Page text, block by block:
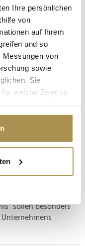
Ihre persönlichen
von
auf Ihrem
und so
Messungen von
sowie
Sie
welche Zwecke
auf das Privacy
Lage
genau sein
identifizieren
Daten
Möglichkeiten
her, dass eines
wurde. Zum
zwischen DFB,
in die absehbare
Einzelhandel
sollen besonders